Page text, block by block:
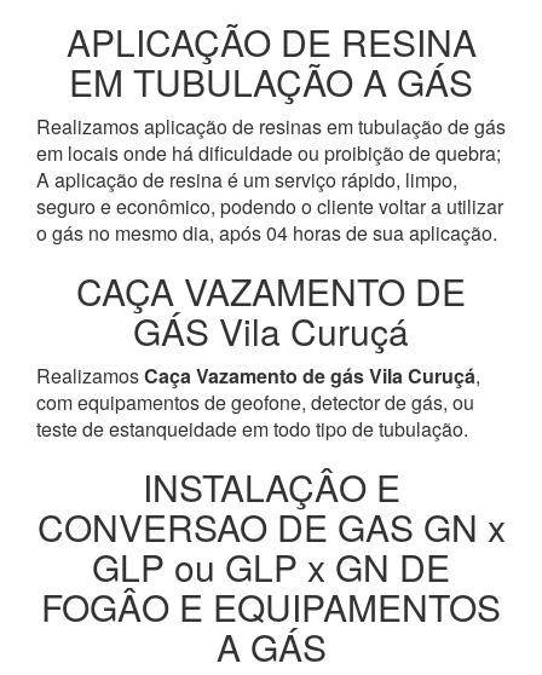
APLICAÇÃO DE RESINA
EM TUBULAÇÃO A GÁS
Realizamos aplicação de resinas em tubulação de gás
em locais onde há dificuldade ou proibição de quebra;
A aplicação de resina é um serviço rápido, limpo,
seguro e econômico, podendo o cliente voltar a utilizar
o gás no mesmo dia, após 04 horas de sua aplicação.
CAÇA VAZAMENTO DE
GÁS Vila Curuçá
RealizamosCaça Vazamento de gás Vila Curuçá,
com equipamentos de geofone, detector de gás, ou
teste de estanqueidade em todo tipo de tubulação.
INSTALAÇÂO E
CONVERSAO DE GAS GN x
GLP ou GLP x GN DE
FOGÂO E EQUIPAMENTOS
A GÁS